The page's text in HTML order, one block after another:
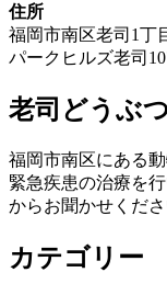
住所
福岡市南区老司1丁
パークヒルズ老司
老司どうぶ
福岡市南区にある
緊急疾患の治療を
からお聞かせくださ
カテゴリー